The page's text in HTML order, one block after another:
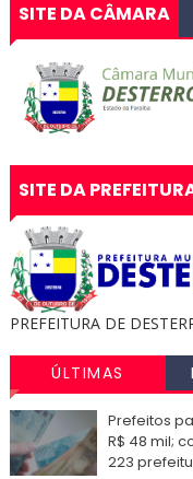
SITE DA CÂMARA
SITE DA
PREFEITURA DE
ÚLTIMAS
NOTÍCIAS
Prefeitos
R$ 48 mil;
223